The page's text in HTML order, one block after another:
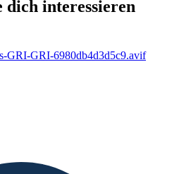
dich interessieren